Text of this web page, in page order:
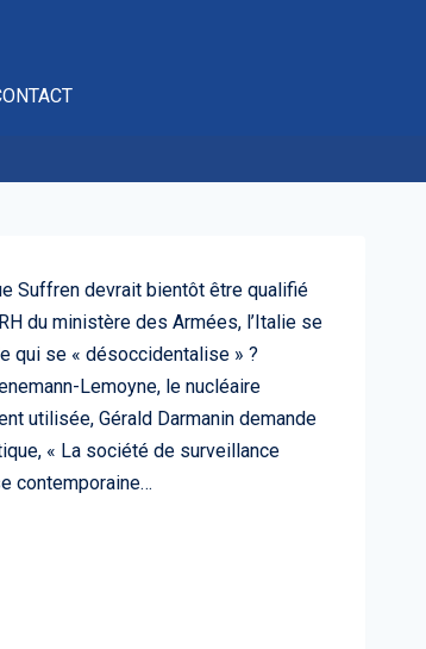
Suffren devrait bientôt être qualifié
du ministère des Armées, l’Italie se
qui se « désoccidentalise » ?
Lemoyne, le nucléaire
utilisée, Gérald Darmanin demande
« La société de surveillance
contemporaine…